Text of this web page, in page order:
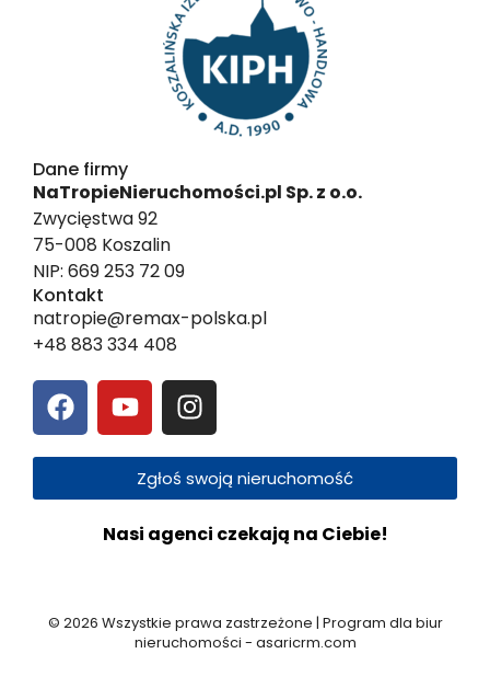
Dane firmy
NaTropieNieruchomości.pl Sp. z o.o.
Zwycięstwa 92
75-008 Koszalin
NIP: 669 253 72 09
Kontakt
natropie@remax-polska.pl
+48 883 334 408
Zgłoś swoją nieruchomość
Nasi agenci czekają na Ciebie!
© 2026 Wszystkie prawa zastrzeżone | Program dla biur
nieruchomości - asaricrm.com